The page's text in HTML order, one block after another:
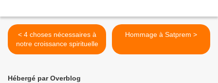
< 4 choses nécessaires à
notre croissance spirituelle
Hommage à Satprem >
Hébergé par Overblog